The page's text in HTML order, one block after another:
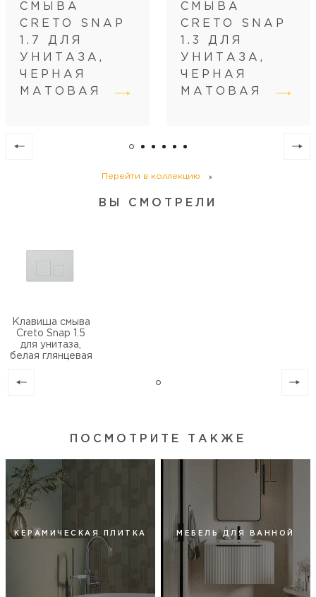
Перейти в коллекцию
СМЫВА
CRETO SNAP
1.7 ДЛЯ
УНИТАЗА,
ЧЕРНАЯ
МАТОВАЯ
СМЫВА
CRETO SNAP
1.3 ДЛЯ
УНИТАЗА,
ЧЕРНАЯ
МАТОВАЯ
ВЫ СМОТРЕЛИ
Клавиша смыва
Creto Snap 1.5
для унитаза,
белая глянцевая
ПОСМОТРИТЕ ТАКЖЕ
КЕРАМИЧЕСКАЯ ПЛИТКА МЕБЕЛЬ ДЛЯ ВАННОЙ